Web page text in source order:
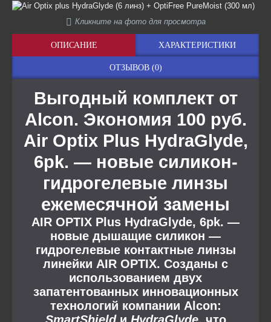
Кликните на фото для просмотра
ОПИСАНИЕ ХАРАКТЕРИСТИКИ
ОТЗЫВОВ (0)
Выгодный комплект от
Alcon. Экономия 100 руб.
Air Optix Plus HydraGlyde,
6pk. — новые силикон-
гидрогелевые линзы
ежемесячной замены
AIR OPTIX Plus HydraGlyde, 6pk. —
новые дышащие силикон —
гидрогелевые контактные линзы
линейки AIR OPTIX. Созданы с
использованием двух
запатентованных инновационных
технологий компании Alcon: